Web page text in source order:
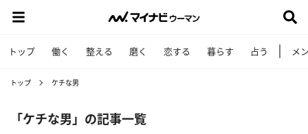
トップ 働く 整える 磨く 恋する 暮らす 占う メ
トップ ケチな男
「ケチな男」の記事一覧